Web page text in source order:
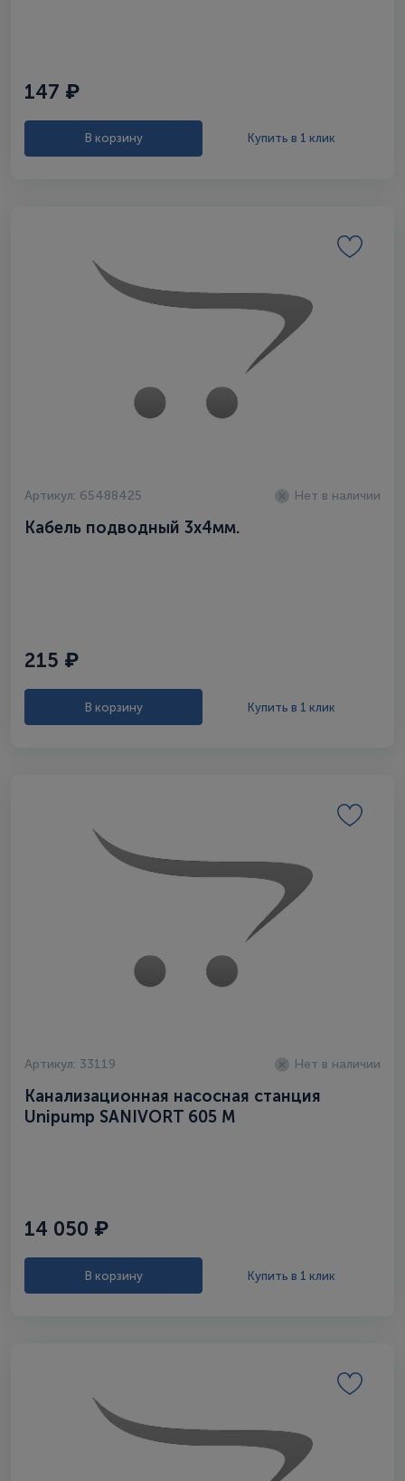
147 ₽
В корзину Купить в 1 клик
Артикул: 65488425 Нет в наличии
Кабель подводный 3х4мм.
215 ₽
В корзину Купить в 1 клик
Артикул: 33119 Нет в наличии
Канализационная насосная станция
Unipump SANIVORT 605 М
14 050 ₽
В корзину Купить в 1 клик